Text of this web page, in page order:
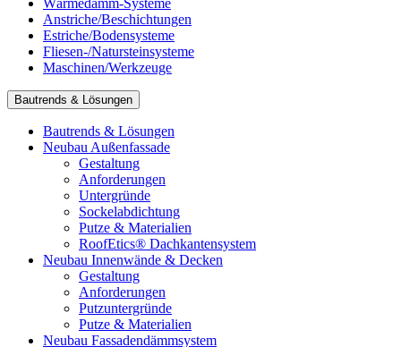
Anstriche/Beschichtungen
Estriche/Bodensysteme
Fliesen-/Natursteinsysteme
Maschinen/Werkzeuge
Bautrends & Lösungen
Bautrends & Lösungen
Neubau Außenfassade
Gestaltung
Anforderungen
Untergründe
Sockelabdichtung
Putze & Materialien
RoofEtics® Dachkantensystem
Neubau Innenwände & Decken
Gestaltung
Anforderungen
Putzuntergründe
Putze & Materialien
Neubau Fassadendämmsystem